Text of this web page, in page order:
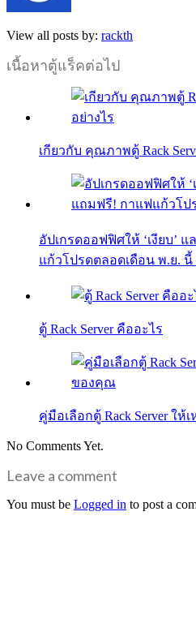
View all posts by: rackth
เนื้อหาตู้แร็คต่อไป
เกียวกับ คุณภาพตู้ Rack
อัปเกรดออฟฟิศให้ ‘เงียบ’
แก้วโปรดตลอดเดือน พ.ย. นี้
ตู้ Rack Server คืออะไร
คู่มือเลือกตู้ Rack Server ใ
No Comments Yet.
Leave a comment
You must be Logged in to post a